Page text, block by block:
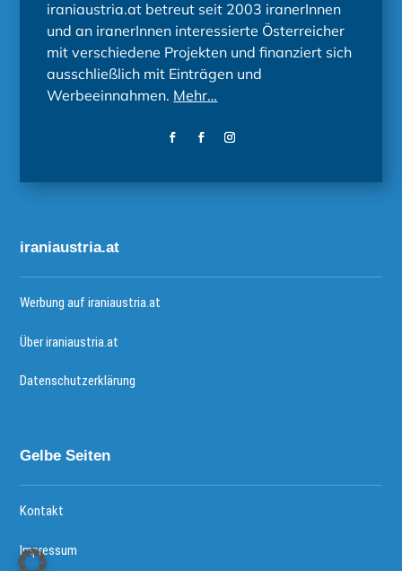
iraniaustria.at betreut seit 2003 iranerInnen
und an iranerInnen interessierte Österreicher
mit verschiedene Projekten und finanziert sich
ausschließlich mit Einträgen und
Werbeeinnahmen. Mehr…
iraniaustria.at
Werbung auf iraniaustria.at
Über iraniaustria.at
Datenschutzerklärung
Gelbe Seiten
Kontakt
Impressum